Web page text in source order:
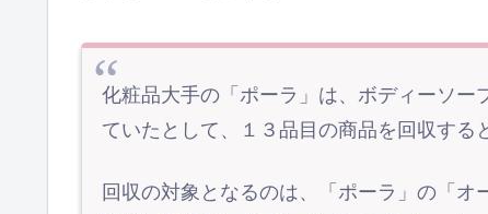
化粧品大手の「ポーラ」は、ボディーソー
ていたとして、１３品目の商品を回収する
回収の対象となるのは、「ポーラ」の「